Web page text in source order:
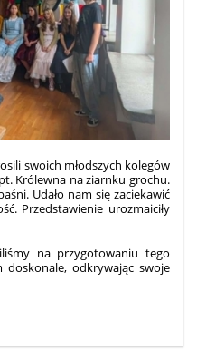
swoich młodszych kolegów
Królewna na ziarnku grochu.
Udało nam się zaciekawić
Przedstawienie urozmaiciły
na przygotowaniu tego
odkrywając swoje